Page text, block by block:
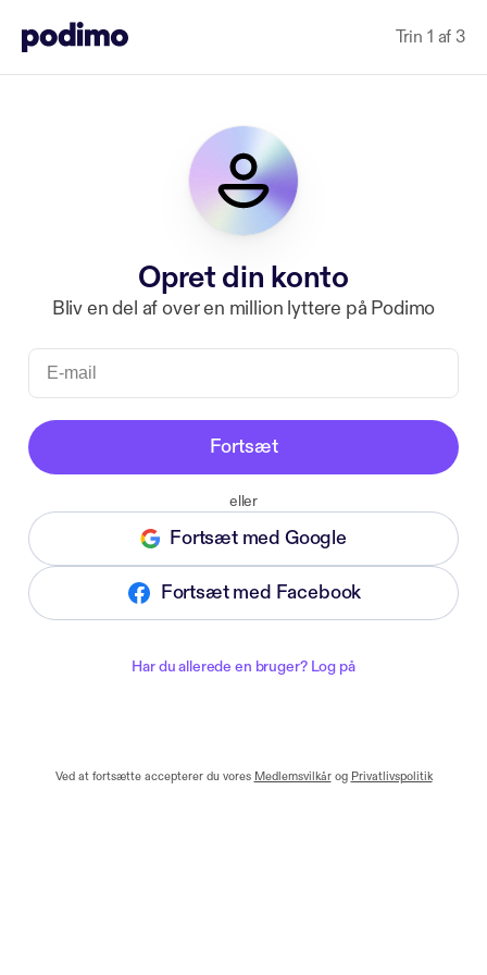
Trin 1 af 3
Opret din konto
Bliv en del af over en million lyttere på Podimo
Fortsæt
eller
Fortsæt med Google
Fortsæt med Facebook
Har du allerede en bruger? Log på
Ved at fortsætte accepterer du vores Medlemsvilkår og Privatlivspolitik